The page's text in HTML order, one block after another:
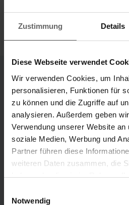
Zustimmung Details
Diese Webseite verwendet
Wir verwenden Cookies, um
personalisieren, Funktionen für
zu können und die Zugriffe auf
analysieren. Außerdem geben
Verwendung unserer Website
soziale Medien, Werbung und
Partner führen diese
weiteren Daten zusammen, die
haben oder die sie im Rahmen
Cookies, wenn Sie unsere
Notwendig
Unternehmensbereiche
Unsere Marken
„Unsere Ideen, die dein Leben
Marke Leifheit